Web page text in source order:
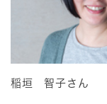
稲垣 智子さん